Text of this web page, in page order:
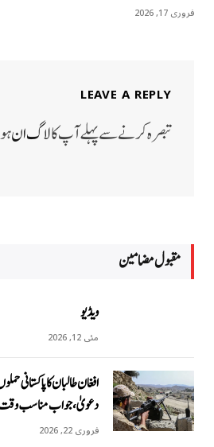
فروری 17, 2026
LEAVE A REPLY
تبصرہ کرنے سے پہلے آپ کالاگ ان
مقبول مضامين
ویڈیو
مئی 12, 2026
افغان طالبان کا پاکستانی
دعویٰ، جواب مناسب وقت پر
فروری 22, 2026